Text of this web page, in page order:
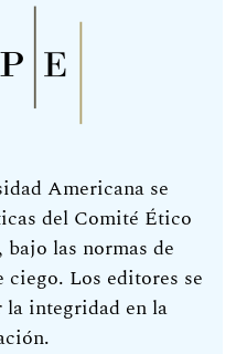
Americana se
del Comité Ético
las normas de
Los editores se
la integridad en la